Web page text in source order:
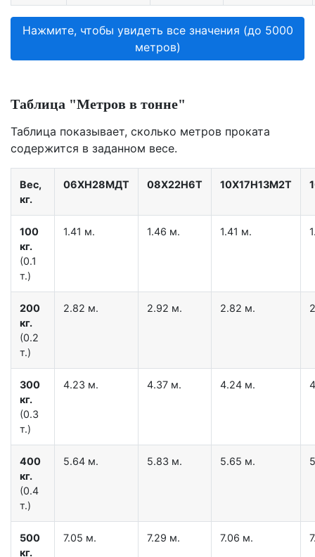
Нажмите, чтобы увидеть все значения (до 5000
метров)
Таблица "Метров в тонне"
Таблица показывает, сколько метров проката
содержится в заданном весе.
Вес,
кг.
06ХН28МДТ 08Х22Н6Т 10Х17Н13М2Т
100
кг.
(0.1
т.)
1.41 м. 1.46 м. 1.41 м.
200
кг.
(0.2
т.)
2.82 м. 2.92 м. 2.82 м.
300
кг.
(0.3
т.)
4.23 м. 4.37 м. 4.24 м.
400
кг.
(0.4
т.)
5.64 м. 5.83 м. 5.65 м.
500
кг.
7.05 м. 7.29 м. 7.06 м.